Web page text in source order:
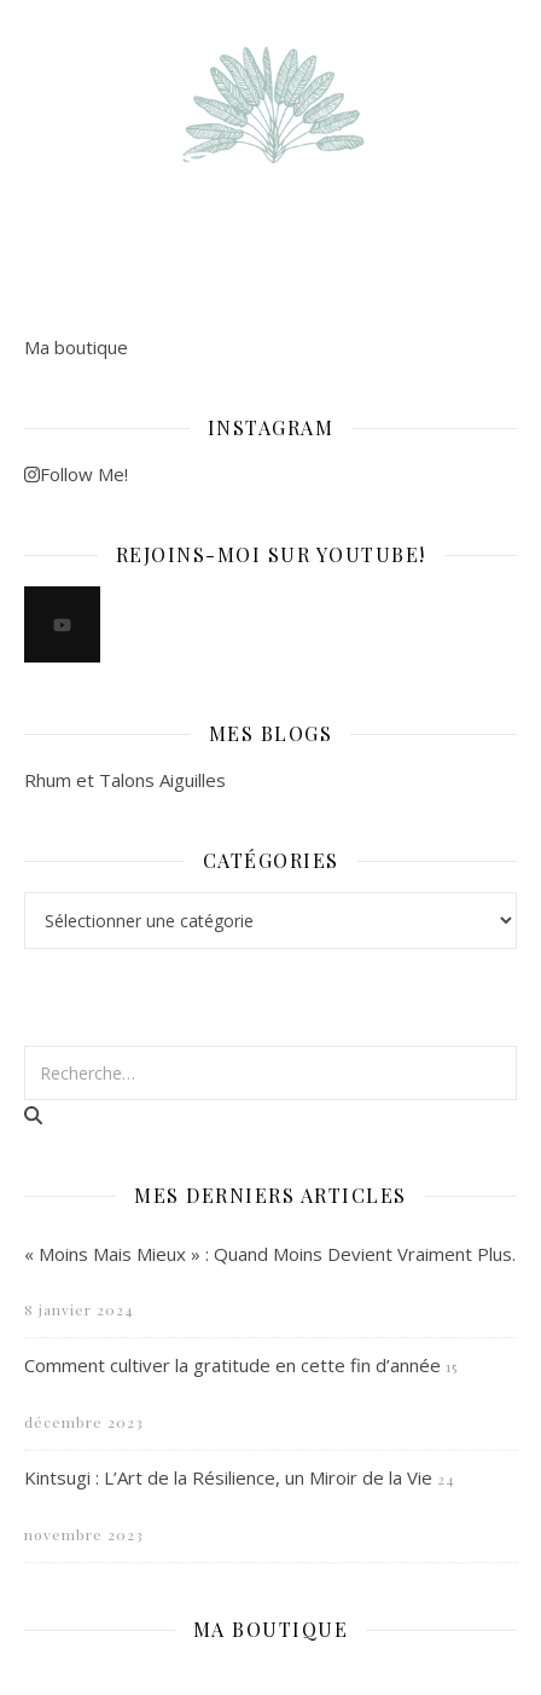
Ma boutique
INSTAGRAM
Follow Me!
REJOINS-MOI SUR YOUTUBE!
MES BLOGS
Rhum et Talons Aiguilles
CATÉGORIES
MES DERNIERS ARTICLES
« Moins Mais Mieux » : Quand Moins Devient Vraiment Plus.
8 janvier 2024
Comment cultiver la gratitude en cette fin d’année 15
décembre 2023
Kintsugi : L’Art de la Résilience, un Miroir de la Vie 24
novembre 2023
MA BOUTIQUE